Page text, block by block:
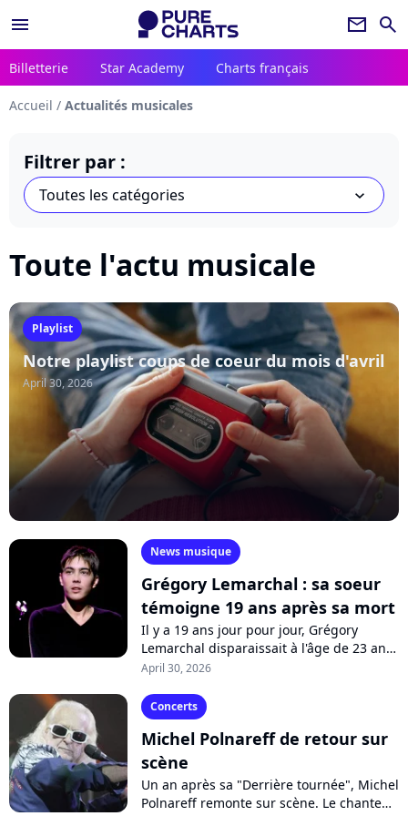
menu newsletter search
Billetterie Star Academy Charts français
Accueil / Actualités musicales
Filtrer par :
Toutes les catégories chevron_bot
Toute l'actu musicale
Playlist
Notre playlist coups de coeur du mois d'avril
April 30, 2026
News musique
Grégory Lemarchal : sa soeur
témoigne 19 ans après sa mort
Il y a 19 ans jour pour jour, Grégory
Lemarchal disparaissait à l'âge de 23 ans.
Le vainqueur de la "Star Academy" 4,
April 30, 2026
Concerts
Michel Polnareff de retour sur
scène
Un an après sa "Derrière tournée", Michel
Polnareff remonte sur scène. Le chanteur